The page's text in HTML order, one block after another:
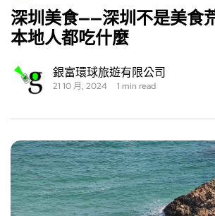
深圳美食——深圳不是美食
本地人都吃什麼
銀富環球旅遊有限公司
21 10 月, 2024 1 min read